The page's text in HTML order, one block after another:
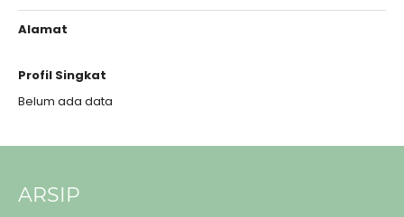
Alamat
Profil Singkat
Belum ada data
ARSIP